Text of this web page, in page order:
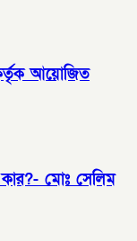
আয়োজিত
মোঃ সেলিম